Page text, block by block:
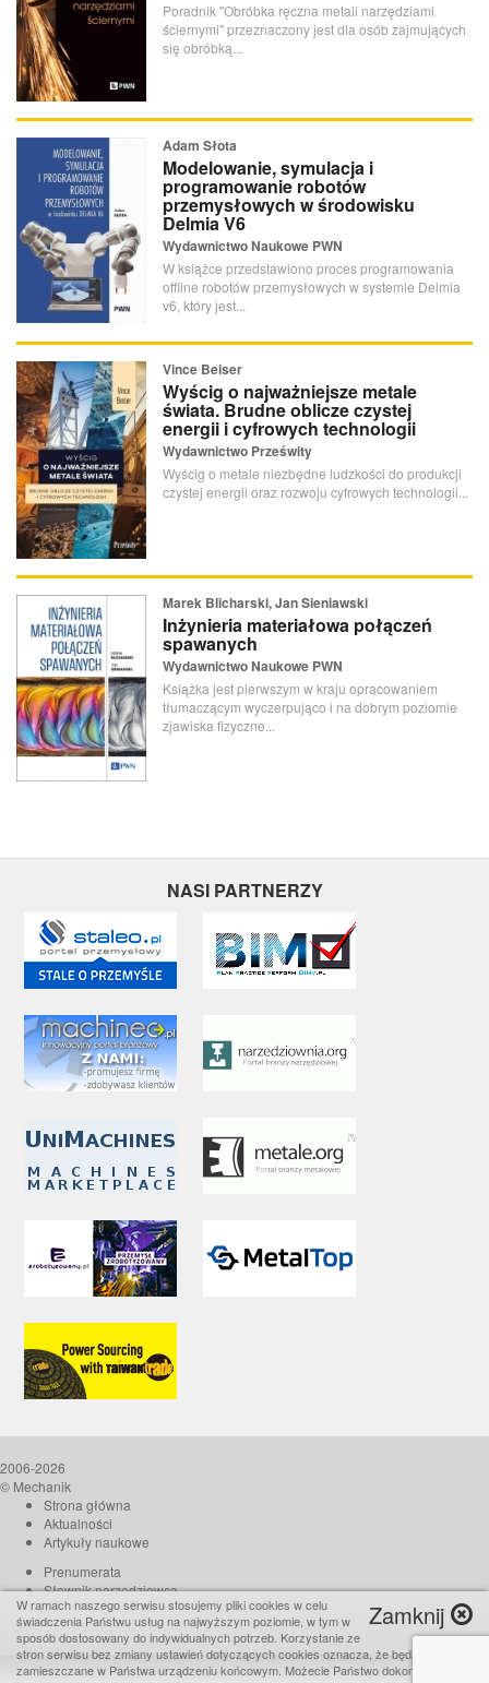
Poradnik "Obróbka ręczna metali narzędziami
ściernymi" przeznaczony jest dla osób zajmujących
się obróbką...
Adam Słota
Modelowanie, symulacja i
programowanie robotów
przemysłowych w środowisku
Delmia V6
Wydawnictwo Naukowe PWN
W książce przedstawiono proces programowania
offline robotów przemysłowych w systemie Delmia
v6, który jest...
Vince Beiser
Wyścig o najważniejsze metale
świata. Brudne oblicze czystej
energii i cyfrowych technologii
Wydawnictwo Prześwity
Wyścig o metale niezbędne ludzkości do produkcji
czystej energii oraz rozwoju cyfrowych technologii...
Marek Blicharski, Jan Sieniawski
Inżynieria materiałowa połączeń
spawanych
Wydawnictwo Naukowe PWN
Książka jest pierwszym w kraju opracowaniem
tłumaczącym wyczerpująco i na dobrym poziomie
zjawiska fizyczne...
NASI PARTNERZY
2006-2026
© Mechanik
Strona główna
Aktualności
Artykuły naukowe
Prenumerata
Słownik narzędziowca
O czasopiśmie
Reklama
Kontakt
Zamknij
W ramach naszego serwisu stosujemy pliki cookies w celu
świadczenia Państwu usług na najwyższym poziomie, w tym w
sposób dostosowany do indywidualnych potrzeb. Korzystanie ze
stron serwisu bez zmiany ustawień dotyczących cookies oznacza, że będą one
zamieszczane w Państwa urządzeniu końcowym. Możecie Państwo dokonać w